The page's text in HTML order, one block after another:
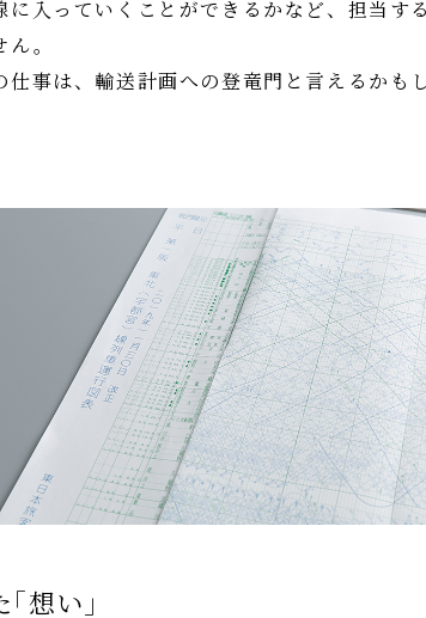
入っていくことができるかなど、担当する
。
事は、輸送計画への登竜門と言えるかも
｢想い｣